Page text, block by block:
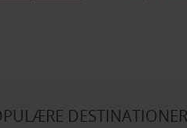
DESTINATIONER